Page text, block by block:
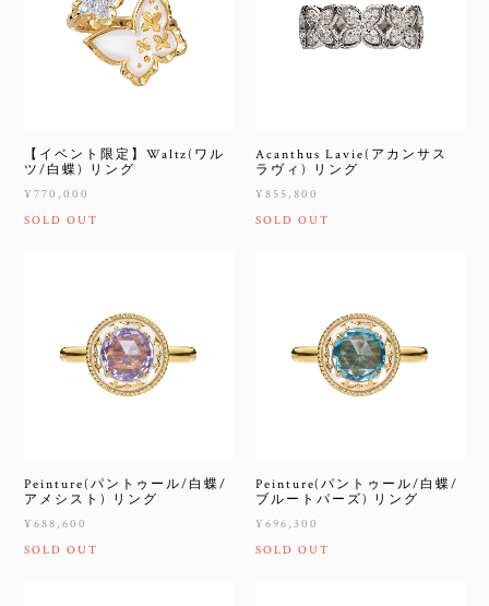
【イベント限定】Waltz(ワル
ツ/白蝶) リング
¥770,000
SOLD OUT
Acanthus Lavie(アカンサス
ラヴィ) リング
¥855,800
SOLD OUT
Peinture(パントゥール/白蝶/
アメシスト) リング
¥688,600
SOLD OUT
Peinture(パントゥール/白蝶/
ブルートパーズ) リング
¥696,300
SOLD OUT